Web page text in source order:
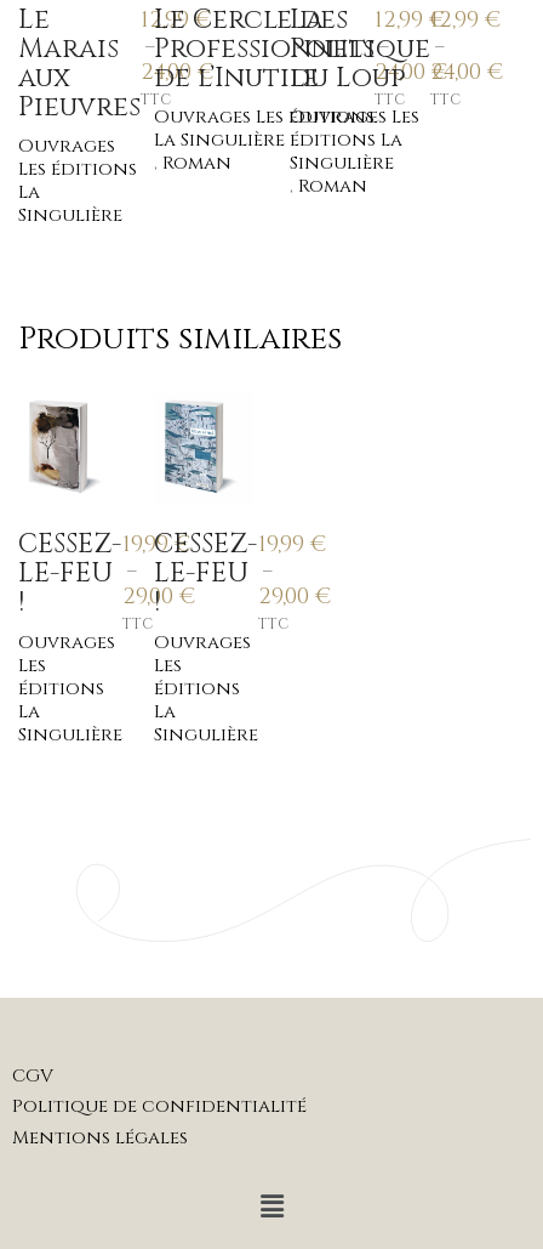
Le
Marais
aux
Pieuvres
Ouvrages
Les éditions
La
Singulière
12,99€
–
24,00 €
TTC
Le Cercle des
Professionnels
de l’Inutile
Ouvrages Les éditions
La Singulière
, Roman
12,99 €
–
24,00 €
TTC
La
Politique
du Loup
Ouvrages Les
éditions La
Singulière
, Roman
12,99 €
–
24,00 €
TTC
Produits similaires
CESSEZ-
LE-FEU
!
Ouvrages
Les
éditions
La
Singulière
19,99€
–
29,00 €
TTC
CESSEZ-
LE-FEU
!
Ouvrages
Les
éditions
La
Singulière
19,99 €
–
29,00 €
TTC
CGV
Politique de confidentialité
Mentions légales